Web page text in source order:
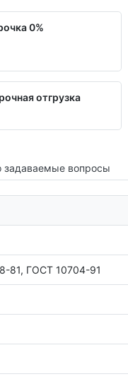
0%
отгрузка
задаваемые вопросы
81, ГОСТ 10704-91